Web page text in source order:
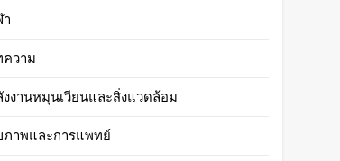
วาม
งานหมุนเวียนและสิ่งแวดล้อม
ภาพและการแพทย์